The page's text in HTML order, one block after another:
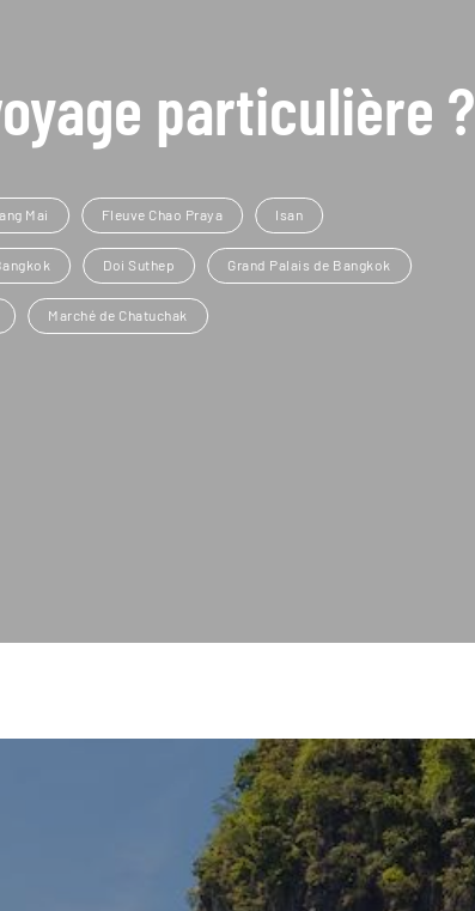
particulière ?
Mai Fleuve Chao Praya Isan
Doi Suthep Grand Palais de Bangkok
Marché de Chatuchak